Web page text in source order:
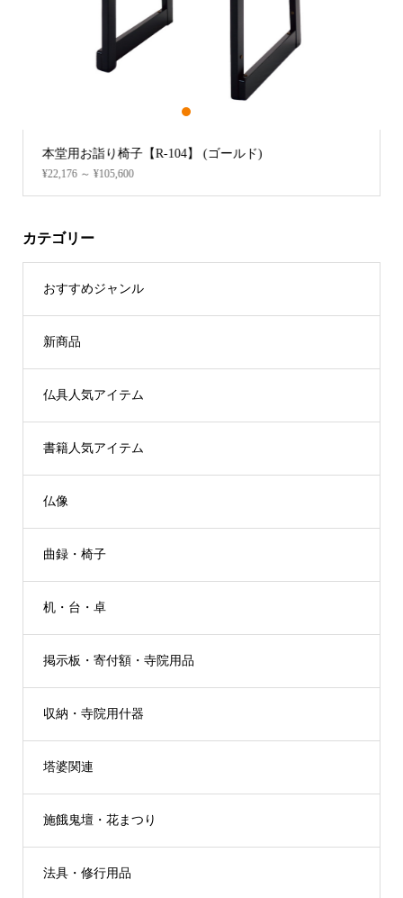
軽便曲録 (朱塗本金箔押)
¥228,800
1
カテゴリー
おすすめジャンル
新商品
仏具人気アイテム
書籍人気アイテム
仏像
曲録・椅子
机・台・卓
掲示板・寄付額・寺院用品
収納・寺院用什器
塔婆関連
施餓鬼壇・花まつり
法具・修行用品